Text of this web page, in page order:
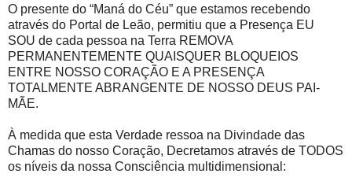
O presente do “Maná do Céu” que estamos recebendo
através do Portal de Leão, permitiu que a Presença EU
SOU de cada pessoa na Terra REMOVA
PERMANENTEMENTE QUAISQUER BLOQUEIOS
ENTRE NOSSO CORAÇÃO E A PRESENÇA
TOTALMENTE ABRANGENTE DE NOSSO DEUS PAI-
MÃE.
À medida que esta Verdade ressoa na Divindade das
Chamas do nosso Coração, Decretamos através de TODOS
os níveis da nossa Consciência multidimensional: